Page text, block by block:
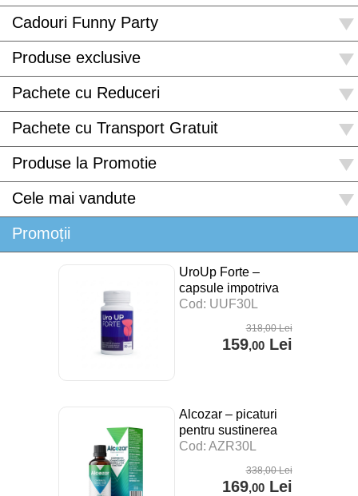
Cadouri Funny Party
Produse exclusive
Pachete cu Reduceri
Pachete cu Transport Gratuit
Produse la Promotie
Cele mai vandute
Promoții
UroUp Forte –
capsule impotriva
prostatitei – 30 cps
Cod: UUF30L
318,00Lei
159,00Lei
Alcozar – picaturi
pentru sustinerea
digestiei, a
impotriva stresului –
Cod: AZR30L
338,00Lei
169,00Lei